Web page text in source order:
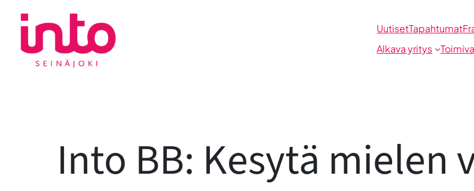
sisältöön
UutisetTapahtumat
Alkava yritys
Into BB: Kesytä mielen